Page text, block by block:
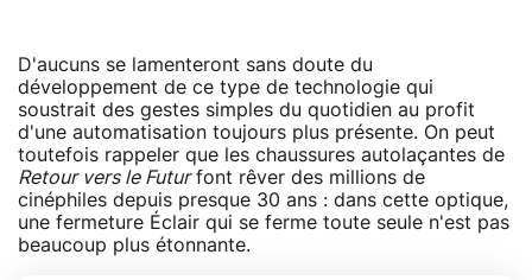
D'aucuns se lamenteront sans doute du
développement de ce type de technologie qui
soustrait des gestes simples du quotidien au profit
d'une automatisation toujours plus présente. On peut
toutefois rappeler que les chaussures autolaçantes de
Retour vers le Futurfont rêver des millions de
cinéphiles depuis presque 30 ans : dans cette optique,
une fermeture Éclair qui se ferme toute seule n'est pas
beaucoup plus étonnante.